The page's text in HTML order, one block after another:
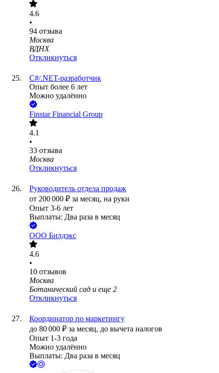
4.6
•
94 отзыва
Москва
ВДНХ
Откликнуться
C#/.NET-разработчик
Опыт более 6 лет
Можно удалённо
Finstar Financial Group
4.1
•
33 отзыва
Москва
Откликнуться
Руководитель отдела продаж
от 200 000 ₽ за месяц, на руки
Опыт 3-6 лет
Выплаты: Два раза в месяц
ООО Билдэкс
4.6
•
10 отзывов
Москва
Ботанический сад и еще 2
Откликнуться
Координатор по маркетингу
до 80 000 ₽ за месяц, до вычета налогов
Опыт 1-3 года
Можно удалённо
Выплаты: Два раза в месяц